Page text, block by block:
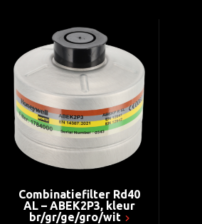
Combinatiefilter Rd40
AL – ABEK2P3, kleur
br/gr/ge/gro/wit